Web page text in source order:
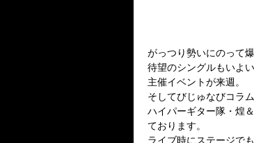
がっつり勢いにのって
待望のシングルもいよ
主催イベントが来週。
そしてびじゅなびコラ
ハイパーギター隊・煌
ております。
ライブ時にステージで